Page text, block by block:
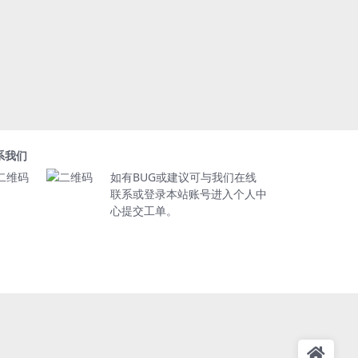
我们
如有BUG或建议可与我们在线
联系或登录本站账号进入个人中
心提交工单。